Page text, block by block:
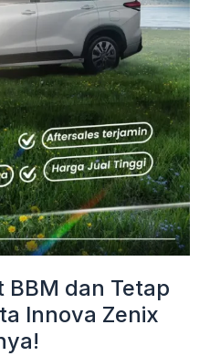
BBM dan Tetap
Innova Zenix